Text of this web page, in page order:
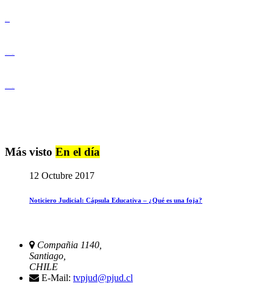
Más visto En el día
12 Octubre 2017
Noticiero Judicial: Cápsula Educativa – ¿Qué es una foja?
Compañia 1140,
Santiago,
CHILE
E-Mail: tvpjud@pjud.cl